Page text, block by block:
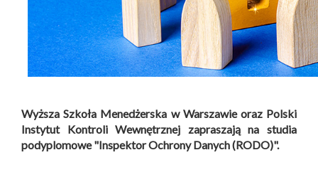
Wyższa Szkoła Menedżerska w Warszawie oraz Polski
Instytut Kontroli Wewnętrznej zapraszają na studia
podyplomowe "Inspektor Ochrony Danych (RODO)".